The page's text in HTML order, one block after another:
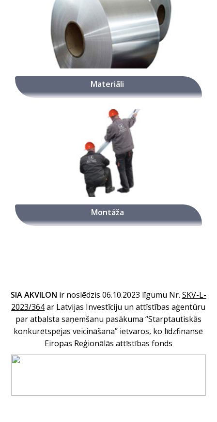
Materiāli
Montāža
SIA AKVILON ir noslēdzis 06.10.2023 līgumu Nr. SKV-L-
2023/364ar Latvijas Investīciju un attīstības aģentūru
par atbalsta saņemšanu pasākuma “Starptautiskās
konkurētspējas veicināšana” ietvaros, ko līdzfinansē
Eiropas Reģionālās attīstības fonds